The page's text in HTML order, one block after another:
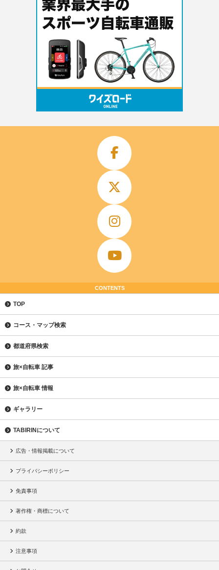
CONTENTS
TOP
コース・マップ検索
都道府県検索
旅×自転車 記事
旅×自転車 情報
ギャラリー
TABIRINについて
広告・情報掲載について
プライバシーポリシー
免責事項
著作権・商標について
約款
注意事項